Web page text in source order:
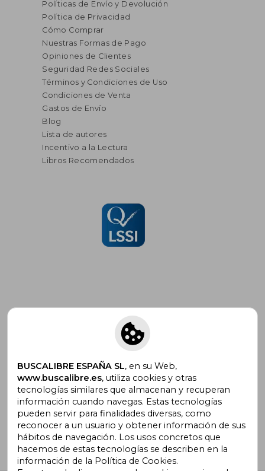
Políticas de Envío y Devolución
Política de Privacidad
Cómo Comprar
Nuestras Formas de Pago
Opiniones de Clientes
Seguridad Redes Sociales
Términos y Condiciones de Uso
Condiciones de Venta
Gastos de Envío
Blog
Lista de autores
Incentivo a la Lectura
Libros Recomendados
Suscríbete para recibir ofertas y
promociones
¿Necesitas ayuda?
Ir a Centro de Soporte
BUSCALIBRE ESPAÑA SL, en su Web,
www.buscalibre.es, utiliza cookies y otras
tecnologías similares que almacenan y recuperan
información cuando navegas. Estas tecnologías
pueden servir para finalidades diversas, como
reconocer a un usuario y obtener información de sus
hábitos de navegación. Los usos concretos que
hacemos de estas tecnologías se describen en la
información de la Política de Cookies.